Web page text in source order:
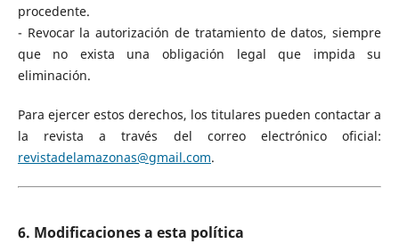
procedente.
- Revocar la autorización de tratamiento de datos, siempre
que no exista una obligación legal que impida su
eliminación.
Para ejercer estos derechos, los titulares pueden contactar a
la revista a través del correo electrónico oficial:
revistadelamazonas@gmail.com.
6. Modificaciones a esta política